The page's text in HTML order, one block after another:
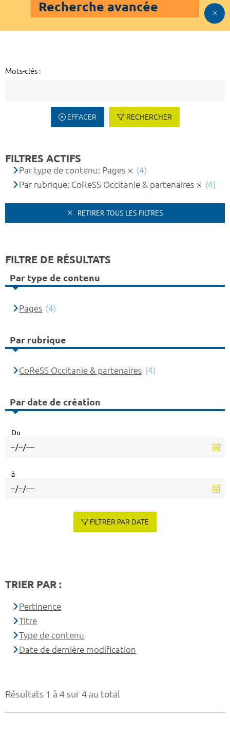
Recherche avancée
Mots-clés :
EFFACER RECHERCHER
Résultats 1 à 4 sur 4 au total
FILTRES ACTIFS
Par type de contenu: Pages
(4)
Par rubrique: CoReSS Occitanie & partenaires
(4)
RETIRER TOUS LES FILTRES
FILTRE DE RÉSULTATS
Par type de contenu
Pages (4)
Par rubrique
CoReSS Occitanie & partenaires (4)
Par date de création
Du
à
FILTRER PAR DATE
TRIER PAR :
Pertinence
Titre
Type de contenu
Date de dernière modification